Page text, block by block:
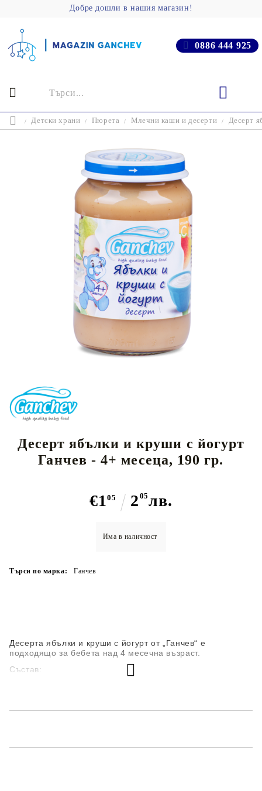
Добре дошли в нашия магазин!
0886 444 925
Детски храни Пюрета Млечни каши и десерти Десерт
Десерт ябълки и круши с йогурт
Ганчев - 4+ месеца, 190 гр.
€105 2 05лв.
Има в наличност
Десерта ябълки и круши с йогурт от „Ганчев“ е
подходящо за бебета над 4 месечна възраст.
Състав:
вода
Търси по марка: Ганчев